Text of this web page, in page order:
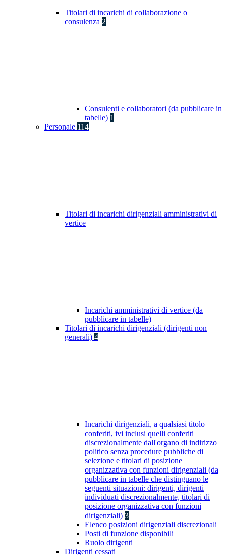
Titolari di incarichi di collaborazione o
consulenza 2
Consulenti e collaboratori (da pubblicare in
tabelle) 1
Personale 114
Titolari di incarichi dirigenziali amministrativi di
vertice
Incarichi amministrativi di vertice (da
pubblicare in tabelle)
Titolari di incarichi dirigenziali (dirigenti non
generali) 4
Incarichi dirigenziali, a qualsiasi titolo
conferiti, ivi inclusi quelli conferiti
discrezionalmente dall'organo di indirizzo
politico senza procedure pubbliche di
selezione e titolari di posizione
organizzativa con funzioni dirigenziali (da
pubblicare in tabelle che distinguano le
seguenti situazioni: dirigenti, dirigenti
individuati discrezionalmente, titolari di
posizione organizzativa con funzioni
dirigenziali) 3
Elenco posizioni dirigenziali discrezionali
Posti di funzione disponibili
Ruolo dirigenti
Dirigenti cessati